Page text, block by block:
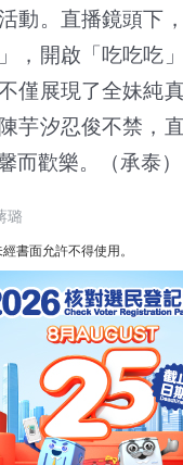
動。直播鏡頭下
，開啟「吃吃吃
僅展現了全妹純
芋汐忍俊不禁，
而歡樂。（承泰）
璐
書面允許不得使用。